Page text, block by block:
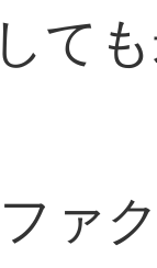
て
ァ